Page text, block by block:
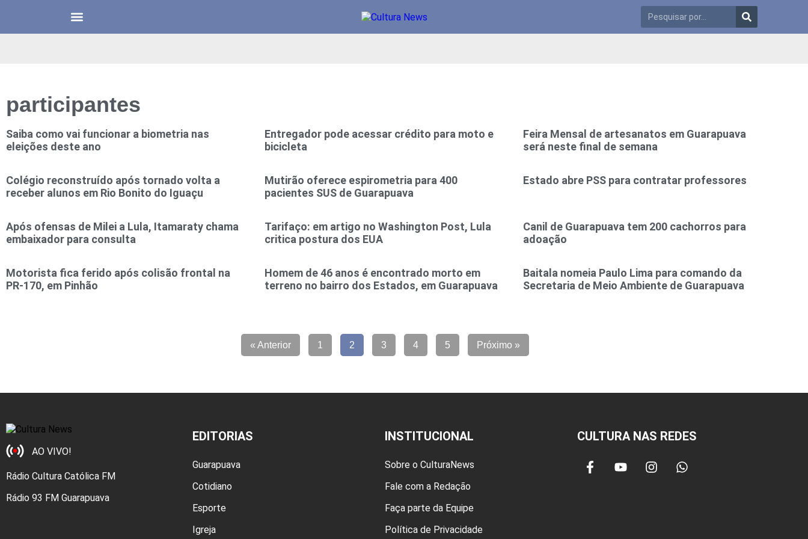
participantes
Saiba como vai funcionar a biometria nas
eleições deste ano
Entregador pode acessar crédito para moto e
bicicleta
Feira Mensal de artesanatos em Guarapuava
será neste final de semana
Colégio reconstruído após tornado volta a
receber alunos em Rio Bonito do Iguaçu
Mutirão oferece espirometria para 400
pacientes SUS de Guarapuava
Estado abre PSS para contratar professores
Após ofensas de Milei a Lula, Itamaraty chama
embaixador para consulta
Tarifaço: em artigo no Washington Post, Lula
critica postura dos EUA
Canil de Guarapuava tem 200 cachorros para
adoação
Motorista fica ferido após colisão frontal na
PR-170, em Pinhão
Homem de 46 anos é encontrado morto em
terreno no bairro dos Estados, em Guarapuava
Baitala nomeia Paulo Lima para comando da
Secretaria de Meio Ambiente de Guarapuava
« Anterior 1 2 3 4 5 Próximo »
AO VIVO!
Rádio Cultura Católica FM
Rádio 93 FM Guarapuava
EDITORIAS
Guarapuava
Cotidiano
Esporte
Igreja
INSTITUCIONAL
Sobre o CulturaNews
Fale com a Redação
Faça parte da Equipe
Política de Privacidade
CULTURA NAS REDES